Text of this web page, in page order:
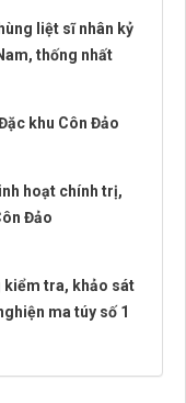
liệt sĩ nhân kỷ
thống nhất
khu Côn Đảo
hoạt chính trị,
Đảo
kiểm tra, khảo sát
ma túy số 1